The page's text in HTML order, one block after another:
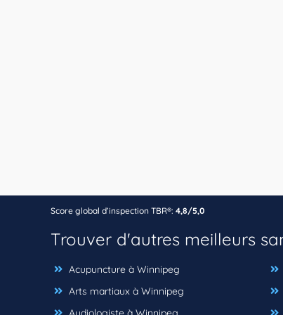
Score global d’inspection TBR®: 4,8/5,0
Trouver d'autres meilleurs
Acupuncture à Winnipeg
Arts martiaux à Winnipeg